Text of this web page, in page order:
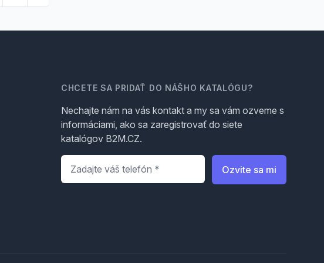
CHCETE SA PRIDAŤ DO NÁŠHO KATALÓGU?
Nechajte nám na vás kontakt a my sa vám ozveme s
informáciami, ako sa zaregistrovať do siete
katalógov B2M.CZ.
Telefón
Ozvite sa mi